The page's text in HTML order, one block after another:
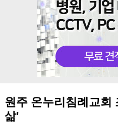
원주 온누리침례교회
삶'